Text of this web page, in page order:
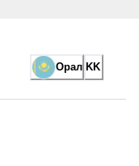
Орал KK